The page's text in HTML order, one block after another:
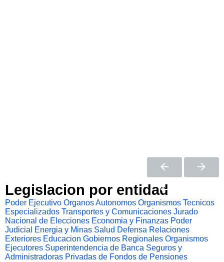
Legislacion por entidad
Poder Ejecutivo Organos Autonomos Organismos Tecnicos
Especializados Transportes y Comunicaciones Jurado
Nacional de Elecciones Economia y Finanzas Poder
Judicial
Energia y Minas Salud Defensa Relaciones
Exteriores Educacion Gobiernos Regionales Organismos
Ejecutores Superintendencia de Banca Seguros y
Administradoras Privadas de Fondos de Pensiones